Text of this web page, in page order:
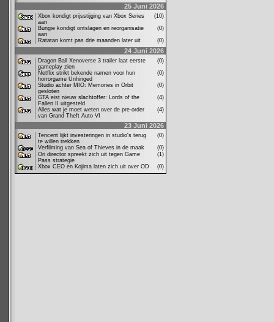
25 Juni 2026
Xbox kondigt prijsstijging van Xbox Series
aan
(10)
Bungie kondigt ontslagen en reorganisatie
aan
(0)
Ratatan komt pas drie maanden later uit
(0)
24 Juni 2026
Dragon Ball Xenoverse 3 trailer laat eerste
gameplay zien
(0)
Netflix strikt bekende namen voor hun
horrorgame Unhinged
(0)
Studio achter MIO: Memories in Orbit
gesloten
(0)
GTA eist nieuw slachtoffer: Lords of the
Fallen II uitgesteld
(4)
Alles wat je moet weten over de pre-order
van Grand Theft Auto VI
(4)
23 Juni 2026
Tencent lijkt investeringen in studio's terug
te willen trekken
(0)
Verfilming van Sea of Thieves in de maak
(0)
Ori director spreekt zich uit tegen Game
Pass strategie
(1)
Xbox CEO en Kojima laten zich uit over OD
(0)